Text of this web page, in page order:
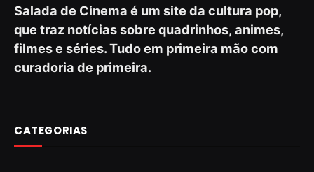
Salada de Cinema é um site da cultura pop,
que traz notícias sobre quadrinhos, animes,
filmes e séries. Tudo em primeira mão com
curadoria de primeira.
CATEGORIAS